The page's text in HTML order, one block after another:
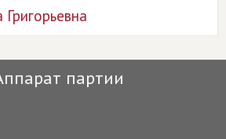
партии